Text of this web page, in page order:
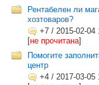
Рентабелен ли
хозтоваров?
+7 / 2015-02-04
[не прочитана]
Помогите
центр
+4 / 2017-03-05